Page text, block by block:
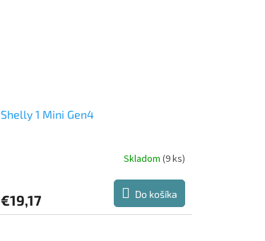
Shelly 1 Mini Gen4
Skladom (9 ks)
€19,17 Do košíka